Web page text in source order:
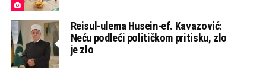
Reisul-ulema Husein-ef. Kavazović:
Neću podleći političkom pritisku, zlo
je zlo